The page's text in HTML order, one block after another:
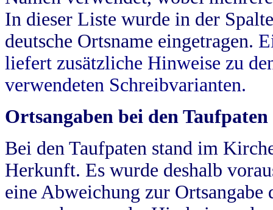
In dieser Liste wurde in der
deutsche Ortsname eingetragen.
liefert zusätzliche Hinweise zu
verwendeten Schreibvarianten.
Ortsangaben bei den Taufpaten
Bei den Taufpaten stand im
Herkunft. Es wurde deshalb
eine Abweichung zur